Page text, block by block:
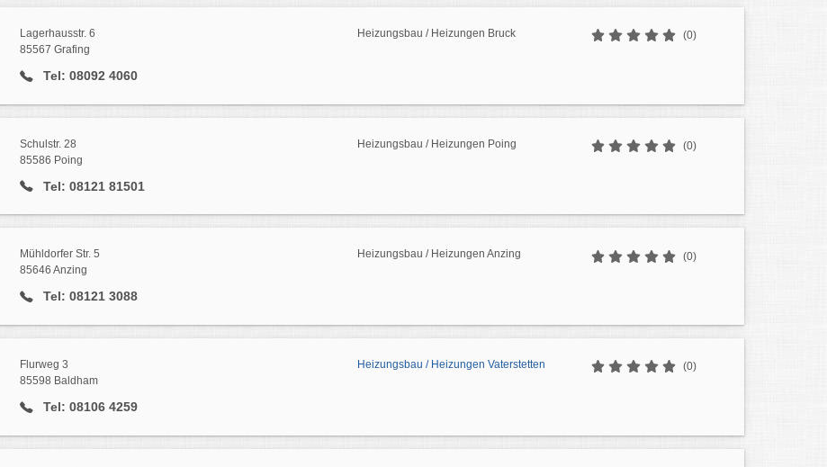
Lagerhausstr. 6
85567 Grafing
Tel: 08092 4060
Heizungsbau / Heizungen Bruck (0)
Schulstr. 28
85586 Poing
Tel: 08121 81501
Heizungsbau / Heizungen Poing (0)
Mühldorfer Str. 5
85646 Anzing
Tel: 08121 3088
Heizungsbau / Heizungen Anzing (0)
Flurweg 3
85598 Baldham
Tel: 08106 4259
Heizungsbau / Heizungen Vaterstetten (0)